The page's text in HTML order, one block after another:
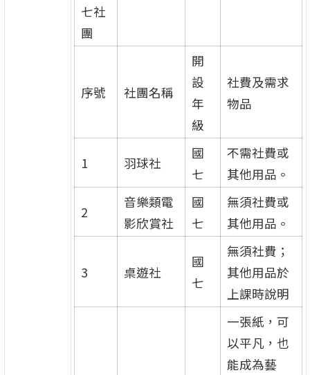
七社
團
序號 社團名稱
開
設
年
級
社費及需求
物品
1 羽球社
國
七
不需社費或
其他用品。
2
音樂類電
影欣賞社
國
七
無須社費或
其他用品。
3 桌遊社
國
七
無須社費；
其他用品於
上課時說明
一張紙，可
以平凡，也
能成為藝